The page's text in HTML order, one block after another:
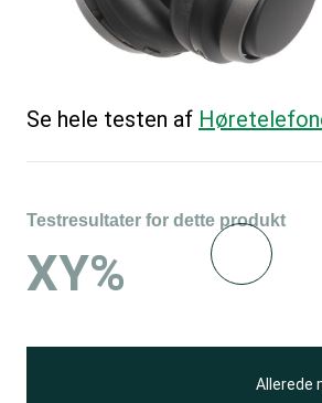
Se hele testen af
Testresultater for dette produkt
XY%
Allerede